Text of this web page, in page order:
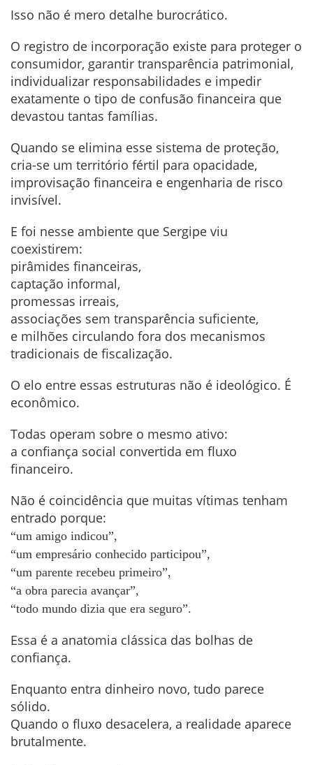
Isso não é mero detalhe burocrático.
O registro de incorporação existe para proteger o
consumidor, garantir transparência patrimonial,
individualizar responsabilidades e impedir
exatamente o tipo de confusão financeira que
devastou tantas famílias.
Quando se elimina esse sistema de proteção,
cria-se um território fértil para opacidade,
improvisação financeira e engenharia de risco
invisível.
E foi nesse ambiente que Sergipe viu
coexistirem:
pirâmides financeiras,
captação informal,
promessas irreais,
associações sem transparência suficiente,
e milhões circulando fora dos mecanismos
tradicionais de fiscalização.
O elo entre essas estruturas não é ideológico. É
econômico.
Todas operam sobre o mesmo ativo:
a confiança social convertida em fluxo
financeiro.
Não é coincidência que muitas vítimas tenham
entrado porque:
“um amigo indicou”,
“um empresário conhecido participou”,
“um parente recebeu primeiro”,
“a obra parecia avançar”,
“todo mundo dizia que era seguro”.
Essa é a anatomia clássica das bolhas de
confiança.
Enquanto entra dinheiro novo, tudo parece
sólido.
Quando o fluxo desacelera, a realidade aparece
brutalmente.